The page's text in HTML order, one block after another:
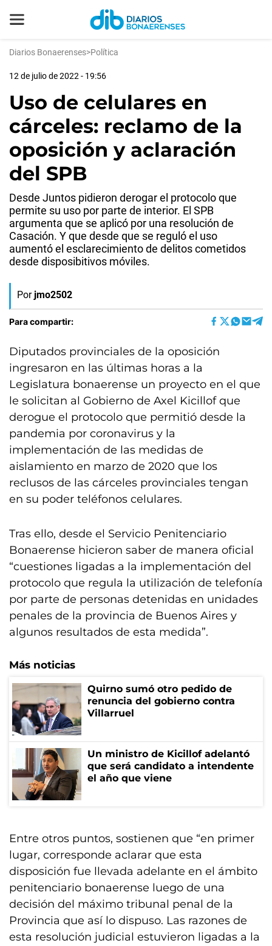
Diarios Bonaerenses>Política
12 de julio de 2022 - 19:56
Uso de celulares en
cárceles: reclamo de la
oposición y aclaración
del SPB
Desde Juntos pidieron derogar el protocolo que
permite su uso por parte de interior. El SPB
argumenta que se aplicó por una resolución de
Casación. Y que desde que se reguló el uso
aumentó el esclarecimiento de delitos cometidos
desde disposibitivos móviles.
Por jmo2502
Para compartir:
Diputados provinciales de la oposición
ingresaron en las últimas horas a la
Legislatura bonaerense un proyecto en el que
le solicitan al Gobierno de Axel Kicillof que
derogue el protocolo que permitió desde la
pandemia por coronavirus y la
implementación de las medidas de
aislamiento en marzo de 2020 que los
reclusos de las cárceles provinciales tengan
en su poder teléfonos celulares.
Tras ello, desde el Servicio Penitenciario
Bonaerense hicieron saber de manera oficial
“cuestiones ligadas a la implementación del
protocolo que regula la utilización de telefonía
por parte de personas detenidas en unidades
penales de la provincia de Buenos Aires y
algunos resultados de esta medida”.
Más noticias
Quirno sumó otro pedido de
renuncia del gobierno contra
Villarruel
Un ministro de Kicillof adelantó
que será candidato a intendente
el año que viene
Entre otros puntos, sostienen que “en primer
lugar, corresponde aclarar que esta
disposición fue llevada adelante en el ámbito
penitenciario bonaerense luego de una
decisión del máximo tribunal penal de la
Provincia que así lo dispuso. Las razones de
esta resolución judicial estuvieron ligadas a la